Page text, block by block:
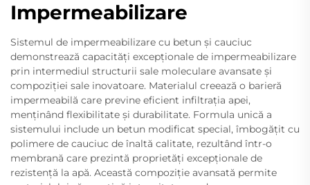
Impermeabilizare
Sistemul de impermeabilizare cu betun și cauciuc
demonstrează capacități excepționale de impermeabilizare
prin intermediul structurii sale moleculare avansate și
compoziției sale inovatoare. Materialul creează o barieră
impermeabilă care previne eficient infiltrația apei,
menținând flexibilitate și durabilitate. Formula unică a
sistemului include un betun modificat special, îmbogățit cu
polimere de cauciuc de înaltă calitate, rezultând într-o
membrană care prezintă proprietăți excepționale de
rezistență la apă. Această compoziție avansată permite